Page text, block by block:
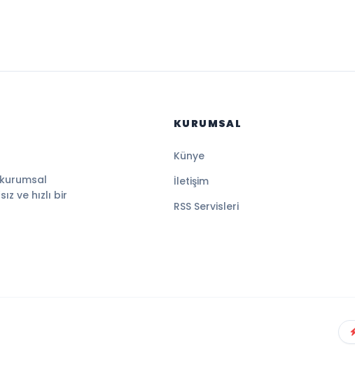
ve hızlı bir
KURUMSAL
Künye
İletişim
RSS Servisleri